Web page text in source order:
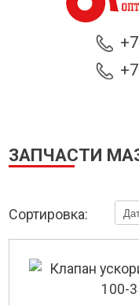
ЗАПЧАСТИ
Сортировка: